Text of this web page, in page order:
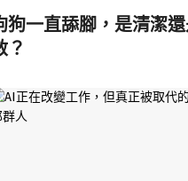
狗一直舔腳，是清潔
？